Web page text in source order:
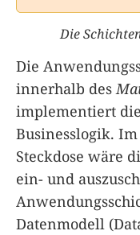
Die
Die
innerhalb des
implementiert
Businesslogik.
Steckdose wäre
ein- und
Datenmodell